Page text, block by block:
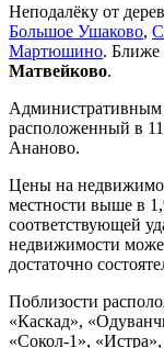
Неподалёку от
Большое Ушаково,
Мартюшино. Ближе
Матвейково.
Административным
расположенный в
Ананово.
Цены на
местности выше в
соответствующей
недвижимости
достаточно
Поблизости
«Каскад»,
«Сокол-1»,